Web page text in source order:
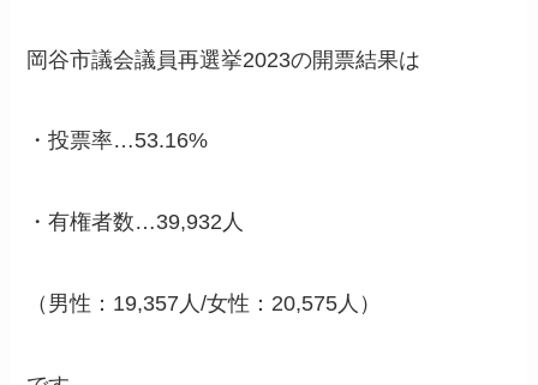
岡谷市議会議員再選挙2023の開票結果は
・投票率…53.16%
・有権者数…39,932人
（男性：19,357人/女性：20,575人）